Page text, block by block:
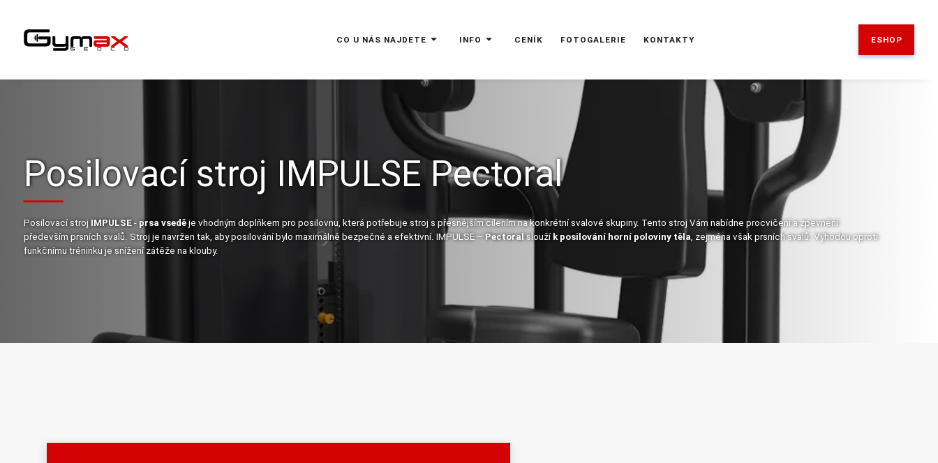
CO U NÁS NAJDETE INFO CENÍK FOTOGALERIE KONTAKTY ESHOP
Posilovací stroj IMPULSE Pectoral
Posilovací stroj IMPULSE- prsa vseděje vhodným doplňkem pro posilovnu, která potřebuje stroj s přesnějším cílením na konkrétní svalové skupiny. Tento stroj Vám nabídne procvičení a zpevnění
především prsních svalů. Stroj je navržen tak, aby posilování bylo maximálně bezpečné a efektivní. IMPULSE – Pectoral slouží k posilování horní poloviny těla, zejména však prsních svalů. Výhodou oproti
funkčnímu tréninku je snížení zátěže na klouby.